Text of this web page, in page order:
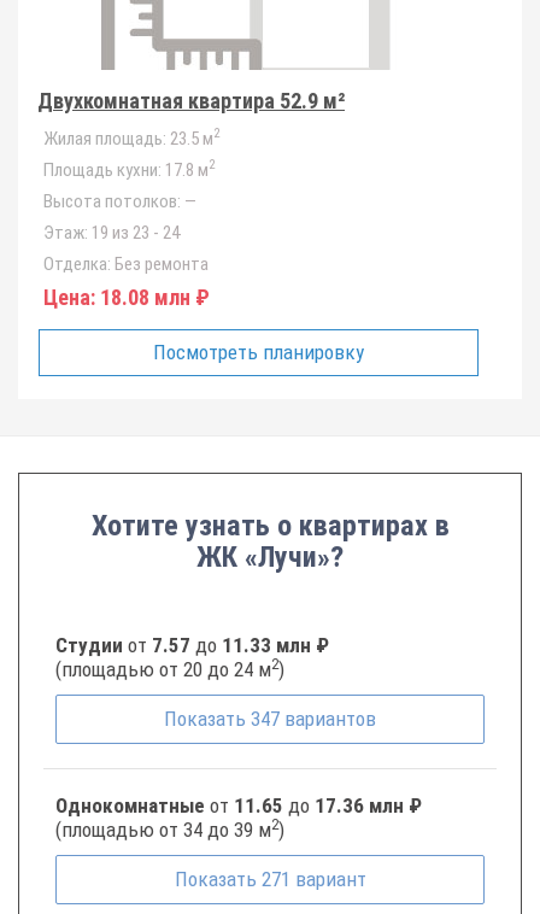
Двухкомнатная квартира 52.9 м²
Жилая площадь: 23.5 м2
Площадь кухни: 17.8 м2
Высота потолков: —
Этаж: 19 из 23 - 24
Отделка: Без ремонта
Цена: 18.08 млн ₽
Посмотреть планировку
Хотите узнать о квартирах в
ЖК «Лучи»?
Студии от 7.57 до 11.33 млн ₽
(площадью от 20 до 24 м2)
Показать 347 вариантов
Однокомнатные от 11.65 до 17.36 млн ₽
(площадью от 34 до 39 м2)
Показать 271 вариант